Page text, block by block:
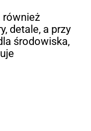
również
detale, a przy
środowiska,